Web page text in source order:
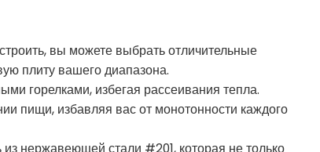
вы можете выбрать отличительные
плиту вашего диапазона.
горелками, избегая рассеивания тепла.
пищи, избавляя вас от монотонности каждого
нержавеющей стали #201, которая не только